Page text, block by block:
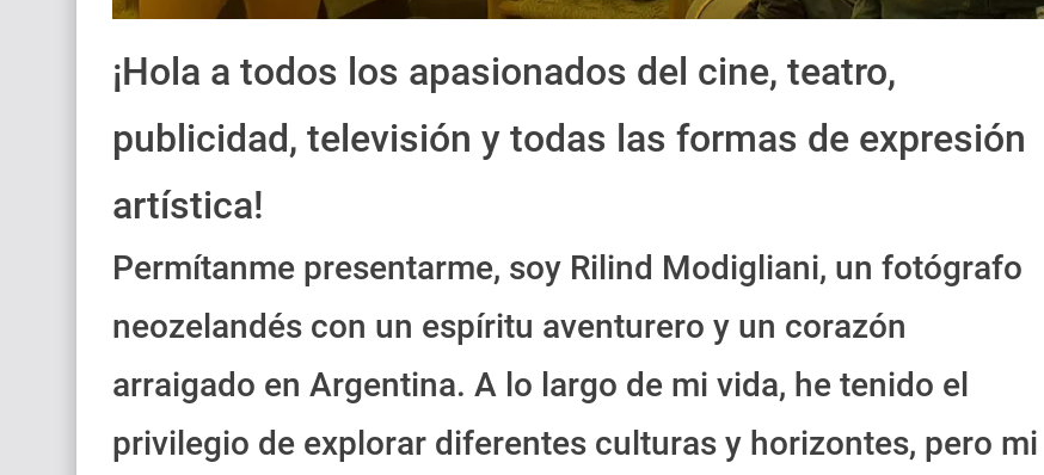
¡Hola a todos los apasionados del cine, teatro,
publicidad, televisión y todas las formas de expresión
artística!
Permítanme presentarme, soy Rilind Modigliani, un fotógrafo
neozelandés con un espíritu aventurero y un corazón
arraigado en Argentina. A lo largo de mi vida, he tenido el
privilegio de explorar diferentes culturas y horizontes, pero mi